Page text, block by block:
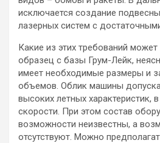
исключается создание
лазерных систем с
Какие из этих требований
образец с базы Грум-Лейк,
имеет необходимые размеры и
объемов. Облик машины
высоких летных характеристик,
скорости. При этом состав
возможности неизвестны, а
отсутствуют. Можно